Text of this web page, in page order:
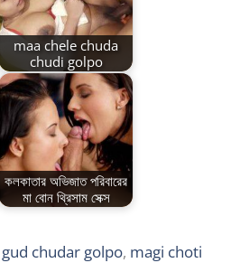
maa chele chuda
chudi golpo
কলকাতার অভিজাত পরিবারের
মা বোন থ্রিসাম সেক্স
gud chudar golpo, magi choti